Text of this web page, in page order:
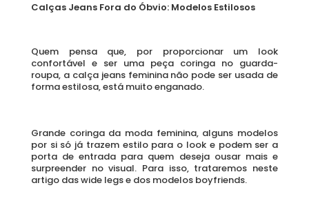
Calças Jeans Fora do Óbvio: Modelos Estilosos
Quem pensa que, por proporcionar um look
confortável e ser uma peça coringa no guarda-
roupa, a calça jeans feminina não pode ser usada de
forma estilosa, está muito enganado.
Grande coringa da moda feminina, alguns modelos
por si só já trazem estilo para o look e podem ser a
porta de entrada para quem deseja ousar mais e
surpreender no visual. Para isso, trataremos neste
artigo das wide legs e dos modelos boyfriends.